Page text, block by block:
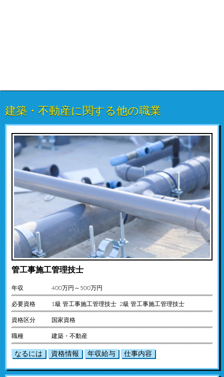
建築・不動産に関する他の職業
管工事施工管理技士
年収 400万円～500万円
必要資格 1級 管工事施工管理技士 2級 管工事施工管理技士
資格区分 国家資格
職種 建築・不動産
なるには 資格情報 年収給与 仕事内容